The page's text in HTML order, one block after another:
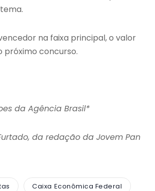
na faixa principal, o valor
próximo concurso.
da Agência Brasil*
da redação da Jovem Pan
Caixa Econômica Federal